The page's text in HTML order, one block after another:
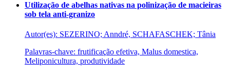
Utilização de abelhas nativas na polinização de macieiras
sob tela anti-granizo
Autor(es): SEZERINO; Anndré, SCHAFASCHEK; Tânia
Palavras-chave: frutificação efetiva, Malus domestica,
Meliponicultura, produtividade